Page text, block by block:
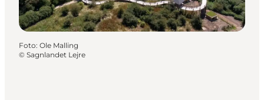
Foto: Ole Malling
© Sagnlandet Lejre